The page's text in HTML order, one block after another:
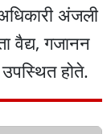
अंजली
वैद्य, गजानन
होते.